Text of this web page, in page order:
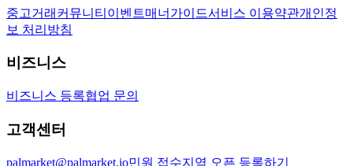
중고거래 커뮤니티 이벤트매너가이드서비스 이용약관개인정
보 처리방침
비즈니스
비즈니스 등록협업 문의
고객센터
palmarket@palmarket.io민원 접수지역 오픈 등록하기